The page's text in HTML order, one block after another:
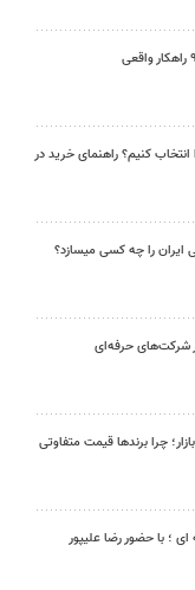
کنیم؟ راهنمای خرید در
ایران را چه کسی میسازد؟
در شرکت‌های حرفه‌ای
چرا برندها قیمت متفاوتی
؛ با حضور رضا علیپور